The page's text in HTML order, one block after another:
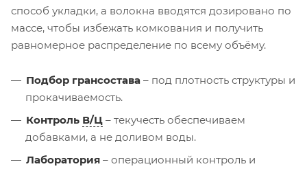
способ укладки, а волокна вводятся дозировано по
массе, чтобы избежать комкования и получить
равномерное распределение по всему объёму.
Подбор грансостава – под плотность структуры и
прокачиваемость.
Контроль В/Ц – текучесть обеспечиваем
добавками, а не доливом воды.
Лаборатория – операционный контроль и